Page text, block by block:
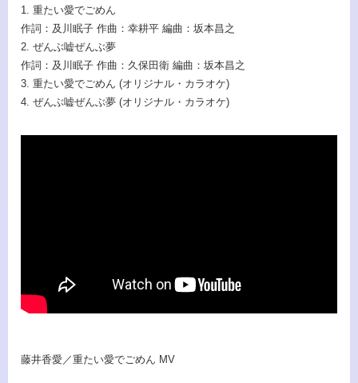
1. 重たい愛でごめん
作詞：及川眠子 作曲：幸耕平 編曲：坂本昌之
2. ぜんぶ嘘ぜんぶ夢
作詞：及川眠子 作曲：久保田衛 編曲：坂本昌之
3. 重たい愛でごめん (オリジナル・カラオケ)
4. ぜんぶ嘘ぜんぶ夢 (オリジナル・カラオケ)
藤井香愛／重たい愛でごめん MV